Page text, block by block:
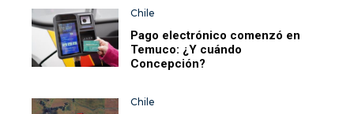
Chile
Pago electrónico comenzó en
Temuco: ¿Y cuándo
Concepción?
Chile